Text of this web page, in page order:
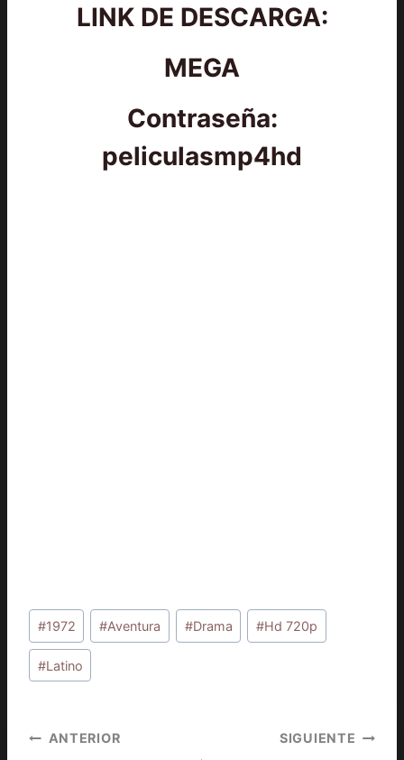
LINK DE DESCARGA:
MEGA
Contraseña:
peliculasmp4hd
Etiquetas
de
la
#1972 #Aventura #Drama #Hd 720p
#Latino
Navegación
ANTERIOR SIGUIENTE